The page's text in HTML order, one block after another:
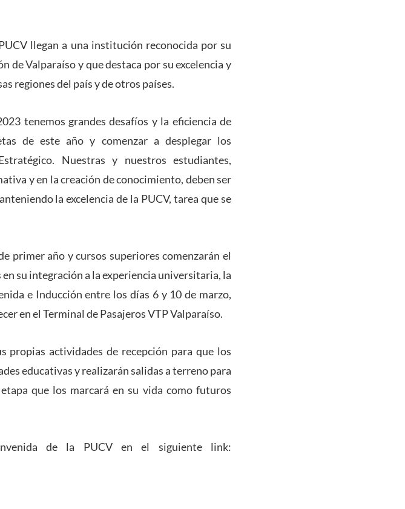
llegan a una institución reconocida por su
de Valparaíso y que destaca por su excelencia y
regiones del país y de otros países.
tenemos grandes desafíos y la eficiencia de
de este año y comenzar a desplegar los
Nuestras y nuestros estudiantes,
y en la creación de conocimiento, deben ser
la excelencia de la PUCV, tarea que se
primer año y cursos superiores comenzarán el
su integración a la experiencia universitaria, la
e Inducción entre los días 6 y 10 de marzo,
en el Terminal de Pasajeros VTP Valparaíso.
propias actividades de recepción para que los
educativas y realizarán salidas a terreno para
que los marcará en su vida como futuros
de la PUCV en el siguiente link: